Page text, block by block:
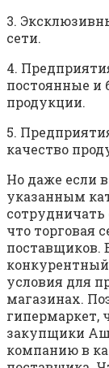
3.
сети.
4.
постоянные и
продукции.
5.
качество
Но даже если
указанным
что торговая
поставщиков.
условия для
магазинах.
гипермаркет,
закупщики
компанию в